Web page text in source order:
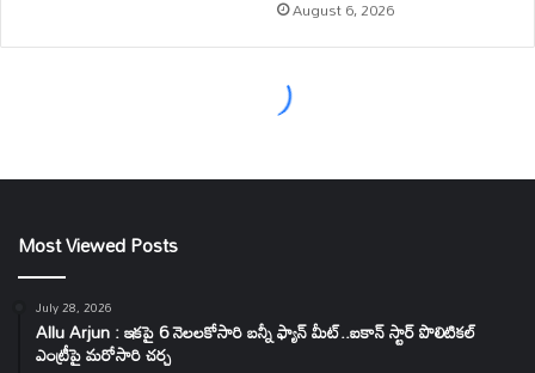
Most Viewed Posts
July 28, 2026
Allu Arjun : ఇకపై 6 నెలలకోసారి బన్నీ ఫ్యాన్ మీట్..ఐకాన్ స్టార్ పొలిటికల్
ఎంట్రీపై మరోసారి చర్చ